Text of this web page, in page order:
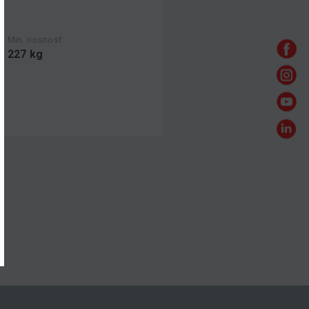
Min. nosnosť
227 kg